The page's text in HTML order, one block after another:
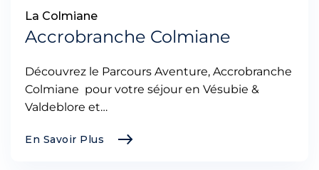
La Colmiane
Accrobranche Colmiane
Découvrez le Parcours Aventure, Accrobranche
Colmiane pour votre séjour en Vésubie &
Valdeblore et…
En Savoir Plus